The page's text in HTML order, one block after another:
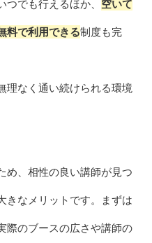
でも行えるほか、 空いて
料で利用できる制度も完
理なく通い続けられる環境
め、相性の良い講師が見つ
きなメリットです。まずは
際のブースの広さや講師の